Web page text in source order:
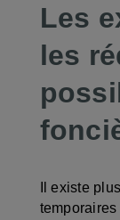
Les
les
Il existe